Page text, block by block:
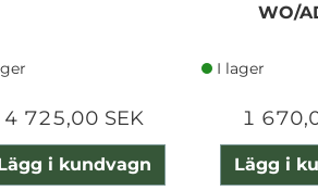
4 725,00 SEK
i kundvagn
WO/
I lager
1
Lägg i